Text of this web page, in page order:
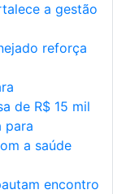
a gestão
reforça
de R$ 15 mil
para
a saúde
encontro